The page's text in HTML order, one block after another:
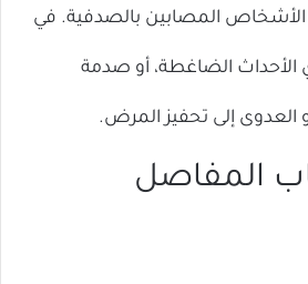
الأشخاص المصابين بالصدفية. في
الأحداث الضاغطة، أو صدمة
العدوى إلى تحفيز المرض.
المفاصل